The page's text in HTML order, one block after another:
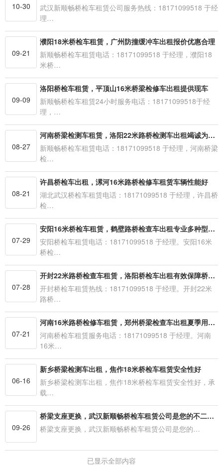
10-30
武汉新顺畅桥检车租赁公司服务热线：18171099518 于经
理…
09-21
濮阳18米桥检车租赁，广州防撞缓冲车出租报价优惠合理
新顺畅桥检车租赁电话：18171099518 于经理，濮阳18
米桥…
09-09
洛阳桥检车租赁，平顶山16米桥梁检修车出租提供现车
新顺畅桥检车租赁24小时服务电话：18171099518于经
理，…
08-27
河南桥梁检测车租赁，洛阳22米路桥检测车出租竭诚为您服务
新顺畅桥检车租赁电话：18171099518 于经理，河南桥梁
检…
08-21
许昌桥检车出租，漯河16米路桥检修车租赁车辆性能好
湖北武汉桥检车租赁电话：18171099518 于经理，许昌桥
检…
07-29
安阳16米桥检车租赁，鹤壁路桥检查车出租专业多种型号可供选择
安阳桥检车租赁电话：18171099518 于经理。安阳16米
桥检…
07-28
开封22米路桥检查车租赁，洛阳桥检车出租有效保障桥梁稳定性
开封桥检车租赁热线：18171099518 于经理。开封22米
路桥…
07-21
河南16米路桥检修车租赁，郑州桥梁检查车出租夏季用车注意事项
河南桥检车租赁服务电话：18171099518 于经理。河南
16米…
06-16
新乡桥梁检测车出租，焦作18米桥检车租赁安全性好
新乡桥梁检测车出租，焦作18米桥检车租赁安全性好，承
载…
09-26
桥梁支座更换，武汉新顺畅桥检车租赁公司是您的不二选择
桥梁支座更换，武汉新顺畅桥检车租赁公司是您的…
已显示全部内容